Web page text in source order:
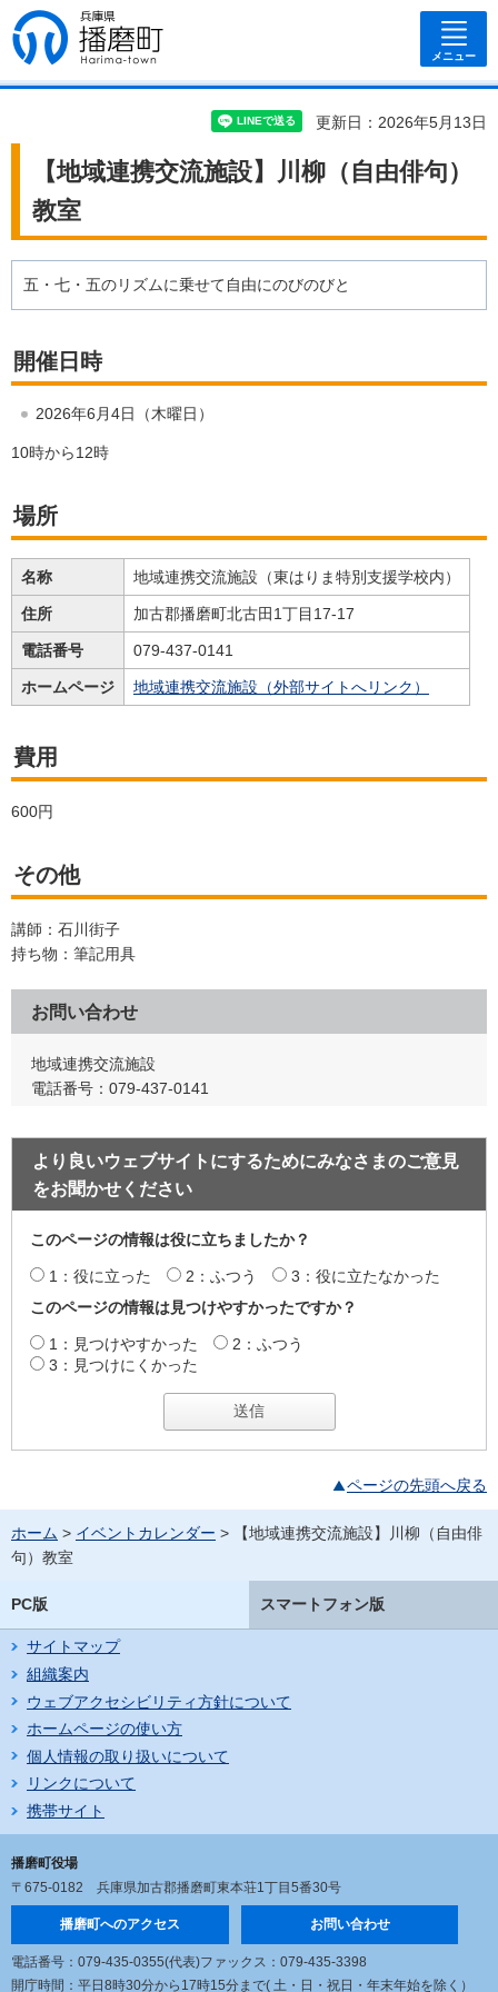
兵庫県 播磨
町
メニュー
更新日：2026年5月13日
【地域連携交流施設】川柳（自由俳句）
教室
五・七・五のリズムに乗せて自由にのびのびと
開催日時
2026年6月4日（木曜日）
10時から12時
場所
名称 地域連携交流施設（東はりま特別支援学校内）
住所 加古郡播磨町北古田1丁目17-17
電話番号 079-437-0141
ホームページ 地域連携交流施設（外部サイトへリンク）
費用
600円
その他
講師：石川街子
持ち物：筆記用具
お問い合わせ
地域連携交流施設
電話番号：079-437-0141
より良いウェブサイトにするためにみなさまのご意見
をお聞かせください
このページの情報は役に立ちましたか？
1：役に立った 2：ふつう
3：役に立たなかった
このページの情報は見つけやすかったですか？
1：見つけやすかった
2：ふつう
3：見つけにくかった
ページの先頭へ戻る
ホーム > イベントカレンダー > 【地域連携交流施設】川柳（自由俳
句）教室
PC版 スマートフォン版
サイトマップ
組織案内
ウェブアクセシビリティ方針について
ホームページの使い方
個人情報の取り扱いについて
リンクについて
携帯サイト
播磨町役場
〒675-0182 兵庫県加古郡播磨町東本荘1丁目5番30号
播磨町へのアクセス お問い合わせ
電話番号：079-435-0355(代表)ファックス：079-435-3398
開庁時間：平日8時30分から17時15分まで( 土・日・祝日・年末年始を除く）